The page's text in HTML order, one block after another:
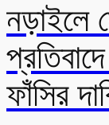
নড়াইলে
ফাঁসির